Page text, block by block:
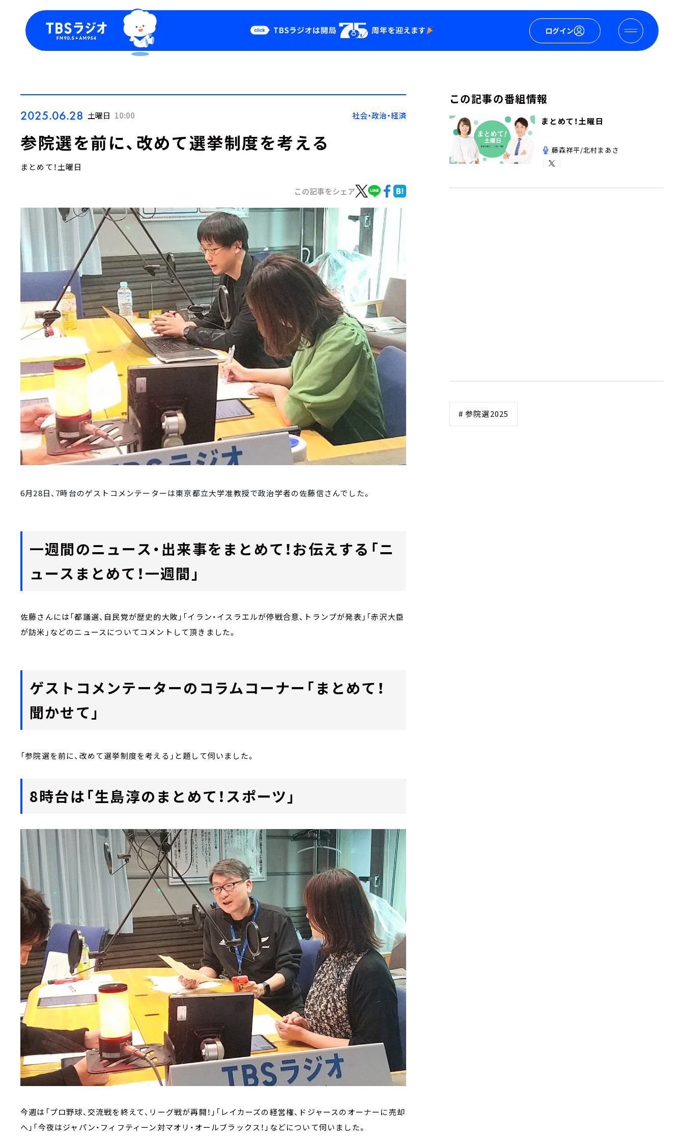
ログイン
Podcast
YouTube
会社情報
2025.06.28 土曜日 10:00 社会・政治・経済
参院選を前に、改めて選挙制度を考える
まとめて！土曜日
この記事をシェア
6月28日、7時台のゲストコメンテーターは東京都立大学准教授で政治学者の佐藤信さんでした。
一週間のニュース・出来事をまとめて！お伝えする「ニ
ュースまとめて！一週間」
佐藤さんには「都議選、自民党が歴史的大敗」「イラン・イスラエルが停戦合意、トランプが発表」「赤沢大臣
が訪米」などのニュースについてコメントして頂きました。
ゲストコメンテーターのコラムコーナー「まとめて！
聞かせて」
「参院選を前に、改めて選挙制度を考える」と題して伺いました。
8時台は「生島淳のまとめて！スポーツ」
今週は「プロ野球、交流戦を終えて、リーグ戦が再開！」「レイカーズの経営権、ドジャースのオーナーに売却
へ」「今夜はジャパン・フィフティーン対マオリ・オールブラックス！」などについて伺いました。
この記事の番組情報
まとめて！土曜日
藤森祥平/北村まあさ
# 参院選2025